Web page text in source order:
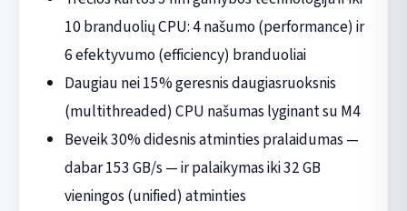
10 branduolių CPU: 4 našumo (performance) ir
6 efektyvumo (efficiency) branduoliai
Daugiau nei 15% geresnis daugiasruoksnis
(multithreaded) CPU našumas lyginant su M4
Beveik 30% didesnis atminties pralaidumas —
dabar 153 GB/s — ir palaikymas iki 32 GB
vieningos (unified) atminties